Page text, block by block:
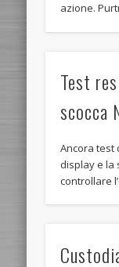
azione.
Test
scocca
Ancora test
display e la
controllare